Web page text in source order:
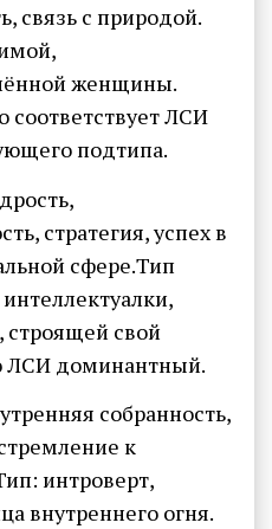
связь с природой.
женщины.
соответствует ЛСИ
подтипа.
стратегия, успех в
сфере.Тип
строящей свой
ЛСИ доминантный.
собранность,
к
интроверт,
внутреннего огня.